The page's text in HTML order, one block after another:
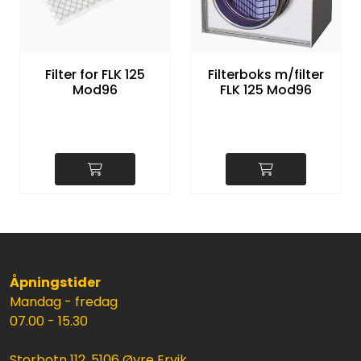
Filter for FLK 125
Mod96
Filterboks m/filter
FLK 125 Mod96
Åpningstider
Mandag - fredag
07.00 - 15.30